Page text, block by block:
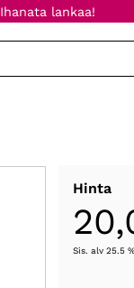
Ihanata lankaa!
Hinta
Sis. alv 25.5 %